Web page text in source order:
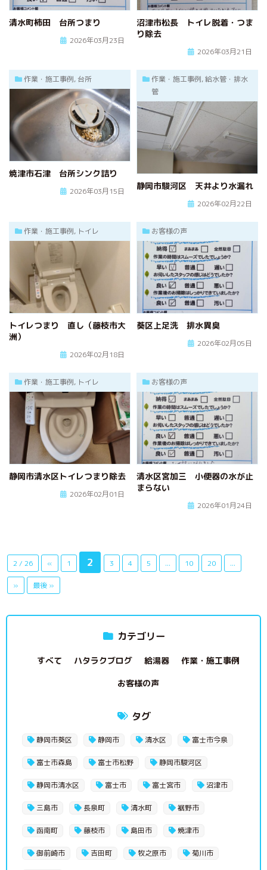
清水町柿田 台所つまり
2026年03月23日
沼津市松長 トイレ脱着・つま
り除去
2026年03月21日
作業・施工事例, 台所
焼津市石津 台所シンク詰り
2026年03月15日
作業・施工事例, 給水管・排水
管
静岡市駿河区 天井より水漏れ
2026年02月22日
作業・施工事例, トイレ
トイレつまり 直し（藤枝市大
洲）
2026年02月18日
お客様の声
葵区上足洗 排水異臭
2026年02月05日
作業・施工事例, トイレ
静岡市清水区トイレつまり除去
2026年02月01日
お客様の声
清水区宮加三 小便器の水が止
まらない
2026年01月24日
2 / 26 « 1 2 3 4 5 ... 10 20 ...
» 最後 »
カテゴリー
すべて ハタラクブログ 給湯器
作業・施工事例
お客様の声
タグ
静岡市葵区 静岡市 清水区 富士市今泉
富士市森島 富士市松野 静岡市駿河区
静岡市清水区 富士市 富士宮市 沼津市
三島市 長泉町 清水町 裾野市
函南町 藤枝市 島田市 焼津市
御前崎市 吉田町 牧之原市 菊川市